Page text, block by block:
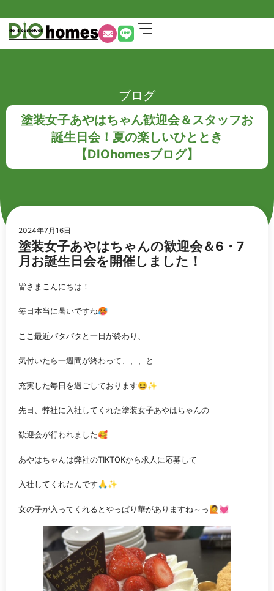
ブログ
塗装女子あやはちゃん歓迎会＆スタッフお
誕生日会！夏の楽しいひととき
【DIOhomesブログ】
2024年7月16日
塗装女子あやはちゃんの歓迎会＆6・7
月お誕生日会を開催しました！
皆さまこんにちは！
毎日本当に暑いですね🥵
ここ最近バタバタと一日が終わり、
気付いたら一週間が終わって、、、と
充実した毎日を過ごしております😆✨
先日、弊社に入社してくれた塗装女子あやはちゃんの
歓迎会が行われました🥰
あやはちゃんは弊社のTIKTOKから求人に応募して
入社してくれたんです🙏✨
女の子が入ってくれるとやっぱり華がありますね～っ🙋💓